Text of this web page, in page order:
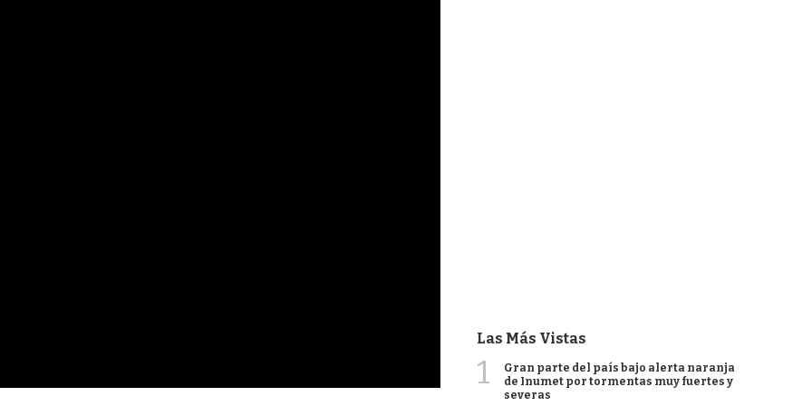
Las Más Vistas
1
Gran parte del país bajo alerta naranja
de Inumet por tormentas muy fuertes y
severas